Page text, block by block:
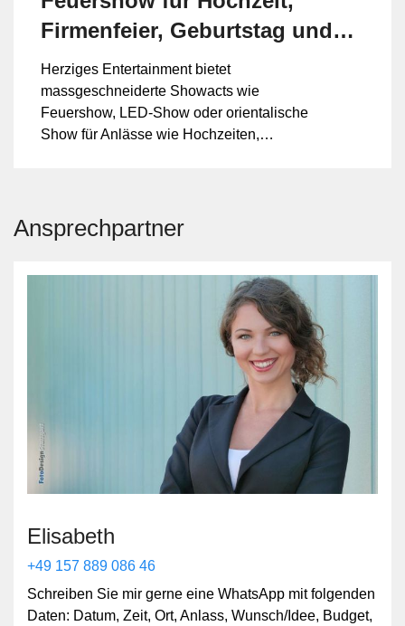
Firmenfeier, Geburtstag und
JGA
Herziges Entertainment bietet
massgeschneiderte Showacts wie
Feuershow, LED-Show oder orientalische
Show für Anlässe wie Hochzeiten,
Umsetzung in der Region Schweiz,
Liechtenstein, Süddeutschland Österreich
Ansprechpartner
Elisabeth
+49 157 889 086 46
Schreiben Sie mir gerne eine WhatsApp mit folgenden
Daten: Datum, Zeit, Ort, Anlass, Wunsch/Idee, Budget,